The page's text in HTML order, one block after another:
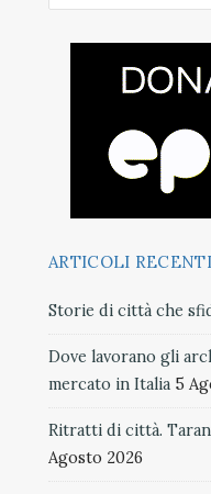
ARTICOLI RECENTI
Storie di città che
Dove lavorano gli
mercato in Italia 5
Ritratti di città.
Agosto 2026